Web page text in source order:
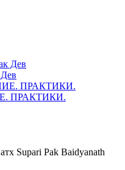
ПРАКТИКИ.
Supari Pak Baidyanath